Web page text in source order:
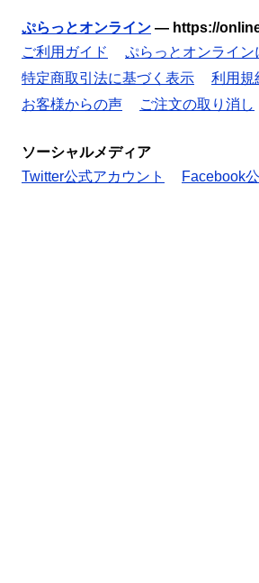
ぷらっとオンライン — https://
ご利用ガイド
ぷらっとオンライン
特定商取引法に基づく表示
利用規
お客様からの声
ご注文の取り消し
ソーシャルメディア
Twitter公式アカウント
Facebook